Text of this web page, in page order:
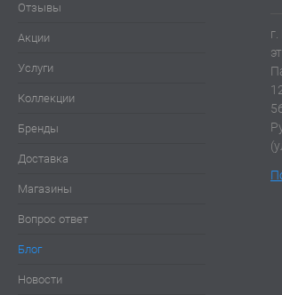
Отзывы
Акции
Услуги
Коллекции
Бренды
Доставка
Магазины
Вопрос ответ
Блог
Новости